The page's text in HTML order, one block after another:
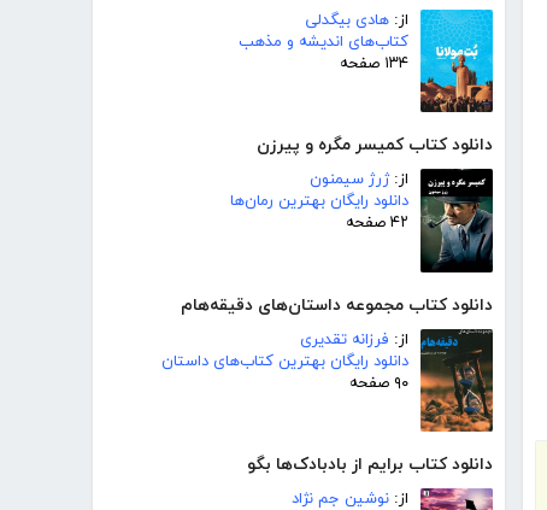
از: هادی بیگدلی
کتاب‌های اندیشه و مذهب
۱۳۴ صفحه
دانلود کتاب کمیسر مگره و پیرزن
از:ژرژ سیمنون
دانلود رایگان بهترین رمان‌ها
۴۲ صفحه
دانلود کتاب مجموعه داستان‌های دقیقه‌هام
از: فرزانه تقدیری
دانلود رایگان بهترین کتاب‌های داستان
۹۰ صفحه
دانلود کتاب برایم از بادبادک‌ها بگو
از: نوشین جم نژاد